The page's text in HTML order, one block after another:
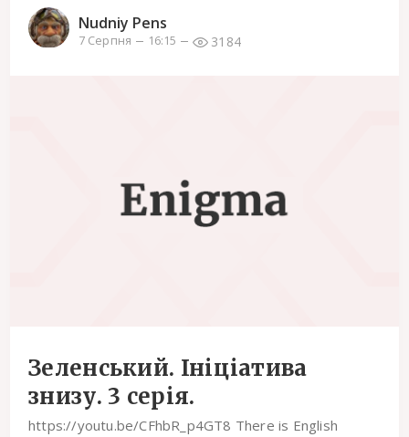
Nudniy Pens
7 Серпня 16:15 3184
Зеленський. Ініціатива
знизу. 3 серія.
https://youtu.be/CFhbR_p4GT8 There is English